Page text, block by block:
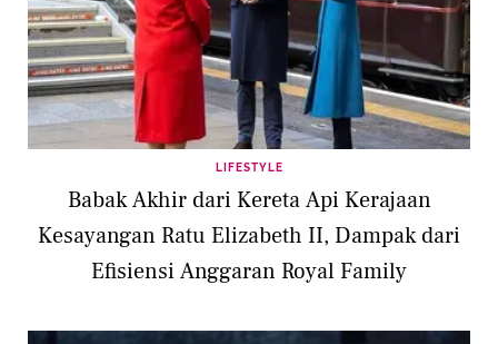
LIFESTYLE
Babak Akhir dari Kereta Api Kerajaan
Kesayangan Ratu Elizabeth II, Dampak dari
Efisiensi Anggaran Royal Family